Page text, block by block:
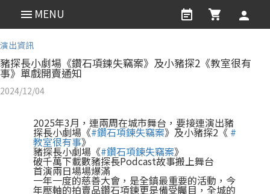
演出資訊
豬探長小劇場《鑽石項鍊失竊案》及小豬探2《教室很有
事》單戲開賣通知
2024/12/04
2025年3月，連兩周在城市舞台，要接連演出豬
探長小劇場《#鑽石項鍊失竊案》及小豬探2《#
教室很有事》
豬探長小劇場《#鑽石項鍊失竊案》
破千萬下載數豬探長Podcast故事搬上舞台
首演兩日場場爆滿
一年一度的慈善大會，是全鎮最重要的活動，今
年壓軸的拍賣品鑽石項鍊更是備受矚目，全城的
MENU